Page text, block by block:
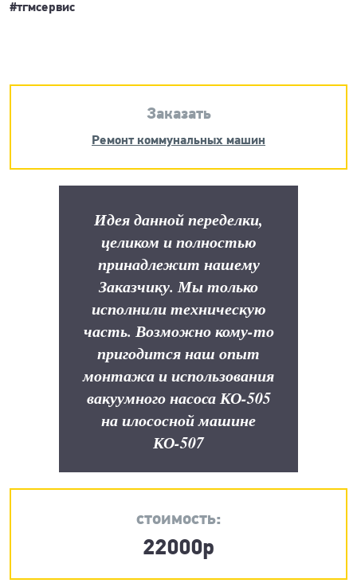
#тгмсервис
Заказать
Ремонт коммунальных машин
Идея данной переделки,
целиком и полностью
принадлежит нашему
Заказчику. Мы только
исполнили техническую
часть. Возможно кому-то
пригодится наш опыт
монтажа и использования
вакуумного насоса КО-505
на илососной машине
КО-507
стоимость:
22000р